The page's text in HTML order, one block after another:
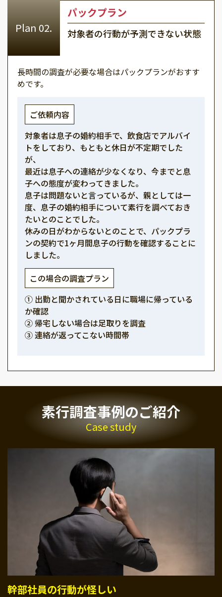
パックプラン
対象者の行動が予測できない状態
長時間の調査が必要な場合はパックプランがおすす
めです。
ご依頼内容
対象者は息子の婚約相手で、飲食店でアルバイ
トをしており、もともと休日が不定期でした
が、
最近は息子への連絡が少なくなり、今までと息
子への態度が変わってきました。
息子は問題ないと言っているが、親としては一
度、息子の婚約相手について素行を調べておき
たいとのことでした。
休みの日がわからないとのことで、パックプラ
ンの契約で1ヶ月間息子の行動を確認することに
しました。
この場合の調査プラン
① 出勤と聞かされている日に職場に帰っている
か確認
② 帰宅しない場合は足取りを調査
③ 連絡が返ってこない時間帯
素行調査事例のご紹介
Case study
幹部社員の行動が怪しい